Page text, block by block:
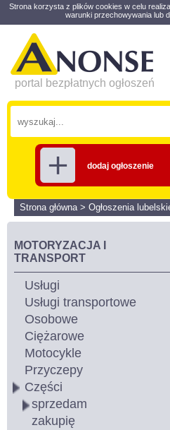
Strona korzysta z plików cookies w celu
warunki przechowywania lub
portal bezpłatnych ogłoszeń
dodaj ogłoszenie
Strona główna> Ogłoszenia
MOTORYZACJA I
TRANSPORT
Usługi
Usługi transportowe
Osobowe
Ciężarowe
Motocykle
Przyczepy
Części
sprzedam
zakupię